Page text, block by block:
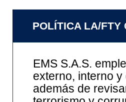
POLÍTICA LA/FTY
EMS S.A.S.
externo, interno
además de